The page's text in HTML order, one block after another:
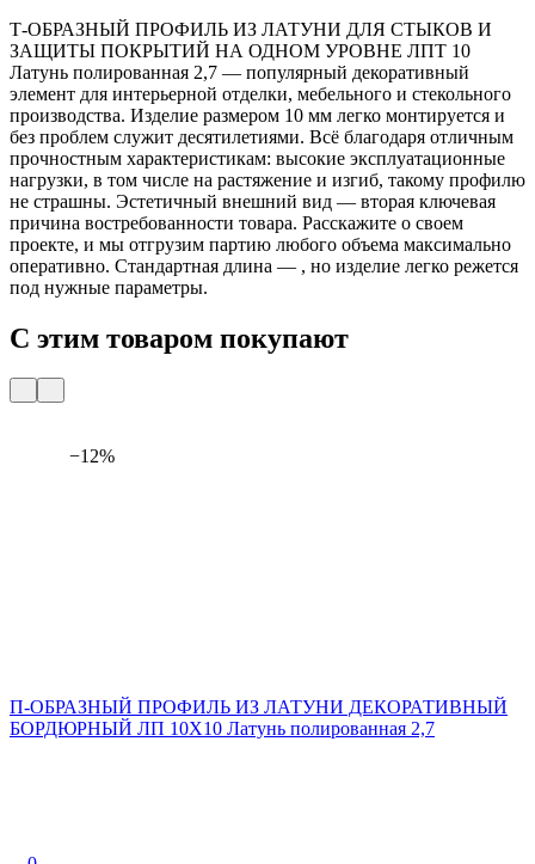
Т-ОБРАЗНЫЙ ПРОФИЛЬ ИЗ ЛАТУНИ ДЛЯ СТЫКОВ И
ЗАЩИТЫ ПОКРЫТИЙ НА ОДНОМ УРОВНЕ ЛПТ 10
Латунь полированная 2,7 — популярный декоративный
элемент для интерьерной отделки, мебельного и стекольного
производства. Изделие размером 10 мм легко монтируется и
без проблем служит десятилетиями. Всё благодаря отличным
прочностным характеристикам: высокие эксплуатационные
нагрузки, в том числе на растяжение и изгиб, такому профилю
не страшны. Эстетичный внешний вид — вторая ключевая
причина востребованности товара. Расскажите о своем
проекте, и мы отгрузим партию любого объема максимально
оперативно. Стандартная длина — , но изделие легко режется
под нужные параметры.
С этим товаром покупают
−12%
П-ОБРАЗНЫЙ ПРОФИЛЬ ИЗ ЛАТУНИ ДЕКОРАТИВНЫЙ
БОРДЮРНЫЙ ЛП 10Х10 Латунь полированная 2,7